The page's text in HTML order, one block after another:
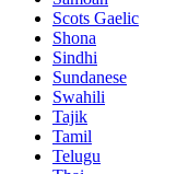
Scots Gaelic
Shona
Sindhi
Sundanese
Swahili
Tajik
Tamil
Telugu